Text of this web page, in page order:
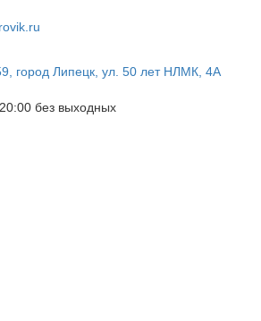
город Липецк, ул. 50 лет НЛМК, 4А
без выходных